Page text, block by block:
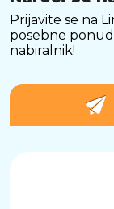
Prijavite se na
posebne
nabiralnik!